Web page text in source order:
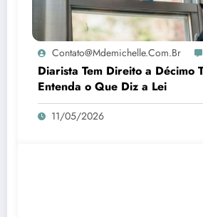
Contato@mdemichelle.com.br
Diarista Tem Direito a Décimo
Entenda o Que Diz a Lei
11/05/2026